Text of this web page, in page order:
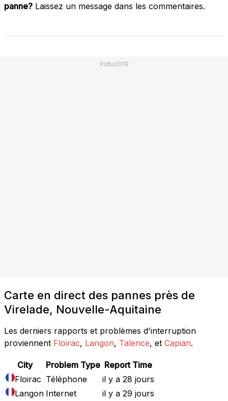
panne? Laissez un message dans les commentaires.
PUBLICITÉ
Carte en direct des pannes près de
Virelade, Nouvelle-Aquitaine
Les derniers rapports et problèmes d'interruption
proviennent Floirac, Langon, Talence, et Capian.
City Problem Type Report Time
Floirac Téléphone
il y a 28 jours
Langon Internet il y a 29 jours